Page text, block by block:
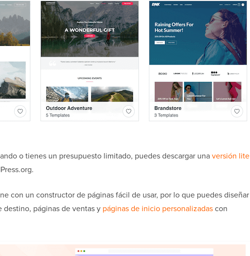
o tienes un presupuesto limitado, puedes descargar unaversión lite
con un constructor de páginas fácil de usar, por lo que puedes diseñar
páginas de ventas y páginas de inicio personalizadascon